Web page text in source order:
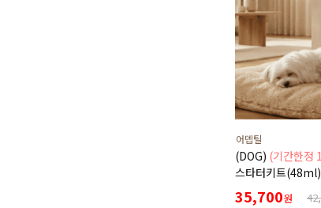
어뎁틸
(DOG) (기간한정
스타터키트
안정 디퓨저 (리필
35,700원